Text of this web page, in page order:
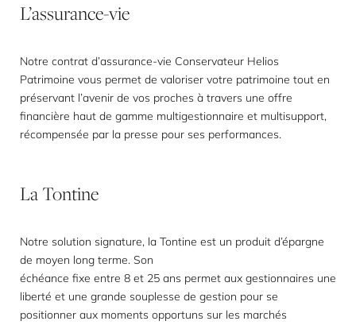
L’assurance-vie
Notre contrat d’assurance-vie Conservateur Helios
Patrimoine vous permet de valoriser votre patrimoine tout en
préservant l’avenir de vos proches à travers une offre
financière haut de gamme multigestionnaire et multisupport,
récompensée par la presse pour ses performances.
LaTontine
Notre solution signature, la Tontine est un produit d’épargne
de moyen long terme. Son
échéance fixe entre 8 et 25 ans permet aux gestionnaires une
liberté et une grande souplesse de gestion pour se
positionner aux moments opportuns sur les marchés